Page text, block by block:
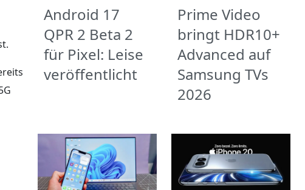
Android 17
QPR 2 Beta 2
für Pixel: Leise
veröffentlicht
Prime Video
bringt HDR10+
Advanced auf
Samsung TVs
2026